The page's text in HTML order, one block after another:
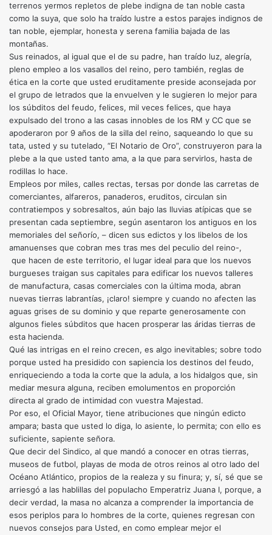
terrenos yermos repletos de plebe indigna de tan noble casta
como la suya, que solo ha traído lustre a estos parajes indignos de
tan noble, ejemplar, honesta y serena familia bajada de las
montañas.
Sus reinados, al igual que el de su padre, han traído luz, alegría,
pleno empleo a los vasallos del reino, pero también, reglas de
ética en la corte que usted eruditamente preside aconsejada por
el grupo de letrados que la envuelven y le sugieren lo mejor para
los súbditos del feudo, felices, mil veces felices, que haya
expulsado del trono a las casas innobles de los RM y CC que se
apoderaron por 9 años de la silla del reino, saqueando lo que su
tata, usted y su tutelado, “El Notario de Oro”, construyeron para la
plebe a la que usted tanto ama, a la que para servirlos, hasta de
rodillas lo hace.
Empleos por miles, calles rectas, tersas por donde las carretas de
comerciantes, alfareros, panaderos, eruditos, circulan sin
contratiempos y sobresaltos, aún bajo las lluvias atípicas que se
presentan cada septiembre, según asentaron los antiguos en los
memoriales del señorío, – dicen sus edictos y los libelos de los
amanuenses que cobran mes tras mes del peculio del reino-,
que hacen de este territorio, el lugar ideal para que los nuevos
burgueses traigan sus capitales para edificar los nuevos talleres
de manufactura, casas comerciales con la última moda, abran
nuevas tierras labrantías, ¡claro! siempre y cuando no afecten las
aguas grises de su dominio y que reparte generosamente con
algunos fieles súbditos que hacen prosperar las áridas tierras de
esta hacienda.
Qué las intrigas en el reino crecen, es algo inevitables; sobre todo
porque usted ha presidido con sapiencia los destinos del feudo,
enriqueciendo a toda la corte que la adula, a los hidalgos que, sin
mediar mesura alguna, reciben emolumentos en proporción
directa al grado de intimidad con vuestra Majestad.
Por eso, el Oficial Mayor, tiene atribuciones que ningún edicto
ampara; basta que usted lo diga, lo asiente, lo permita; con ello es
suficiente, sapiente señora.
Que decir del Sindico, al que mandó a conocer en otras tierras,
museos de futbol, playas de moda de otros reinos al otro lado del
Océano Atlántico, propios de la realeza y su finura; y, sí, sé que se
arriesgó a las hablillas del populacho Emperatriz Juana I, porque, a
decir verdad, la masa no alcanza a comprender la importancia de
esos periplos para lo hombres de la corte, quienes regresan con
nuevos consejos para Usted, en como emplear mejor el